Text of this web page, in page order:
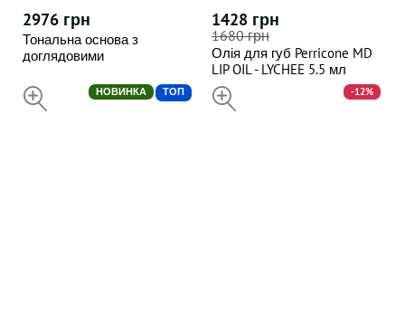
2976 грн
Тональна основа з
доглядовими
20 Perricone MD
FOUNDATION SERUM 30 мл
1428 грн
1680 грн
Олія для губ Perricone MD
LIP OIL - LYCHEE 5.5 мл
ТОП
НОВИНКА
-12%